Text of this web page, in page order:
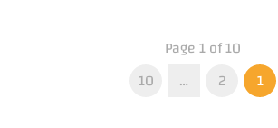
Page 1 of 10
1
2
…
10